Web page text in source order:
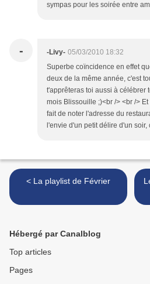
sympas pour les soirée entre
- -Livy- 05/03/2010 18:32
Superbe coïncidence en effet
deux de la même année, c'est
t'apprêteras toi aussi à célébrer
mois Blissouille ;)<br /> <br />
fait de noter l'adresse du
l'envie d'un petit délire d'un
< La playlist de Février
Hébergé par Canalblog
Top articles
Pages